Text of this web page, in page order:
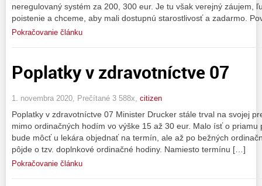
neregulovaný systém za 200, 300 eur. Je tu však verejný záujem,
poistenie a chceme, aby mali dostupnú starostlivosť a zadarmo.
Pokračovanie článku
Poplatky v zdravotníctve 07
1. novembra 2020, Prečítané 3 588x, citizen
Poplatky v zdravotníctve 07 Minister Drucker stále trval na svojej
mimo ordinačných hodím vo výške 15 až 30 eur. Malo ísť o priamu
bude môcť u lekára objednať na termín, ale až po bežných
pôjde o tzv. doplnkové ordinačné hodiny. Namiesto termínu […]
Pokračovanie článku